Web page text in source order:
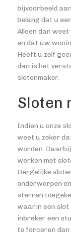
bijvoorbeeld
belang dat u
Alleen dan
en dat uw
Heeft u zelf
dan is het
slotenmaker.
Sloten
Indien u onze
weet u zeker
worden.
werken met
Dergelijke
onderworpen
sterren
waarin een slot
inbreker een
te forceren dan